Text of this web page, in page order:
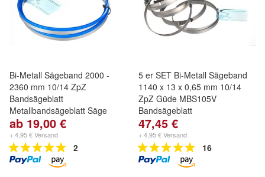
Bi-Metall Sägeband 2000 -
2360 mm 10/14 ZpZ
Bandsägeblatt
Metallbandsägeblatt Säge
ab 19,00 €
+ 4,95 € Versand
2
5 er SET Bi-Metall Sägeband
1140 x 13 x 0,65 mm 10/14
ZpZ Güde MBS105V
Bandsägeblatt
47,45 €
+ 4,95 € Versand
16